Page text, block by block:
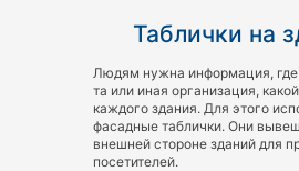
Таблички на
Людям нужна информация, где
та или иная организация,
каждого здания. Для этого
фасадные таблички. Они
внешней стороне зданий для
посетителей.